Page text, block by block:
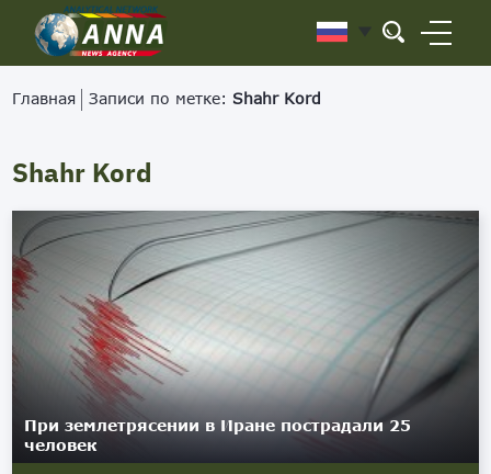
Главная Записи по метке: Shahr Kord
Shahr Kord
При землетрясении в Иране пострадали 25
человек